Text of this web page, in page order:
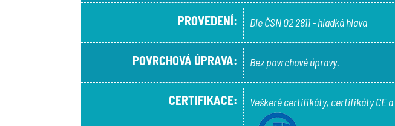
PROVEDENÍ: Dle ČSN 02 2811 - hladká hlava
POVRCHOVÁ ÚPRAVA: Bez povrchové úpravy.
CERTIFIKACE: Veškeré certifikáty, certifikáty CE